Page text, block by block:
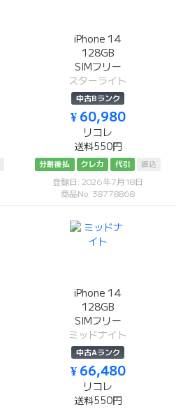
iPhone 14
128GB
SIMフリー
スターライト
中古Bランク
¥ 60,980
リコレ
送料550円
分割後払 クレカ 代引 振込
登録日: 2026年7月18日
商品No: 38778868
iPhone 14
128GB
SIMフリー
ミッドナイト
中古Aランク
¥ 66,480
リコレ
送料550円